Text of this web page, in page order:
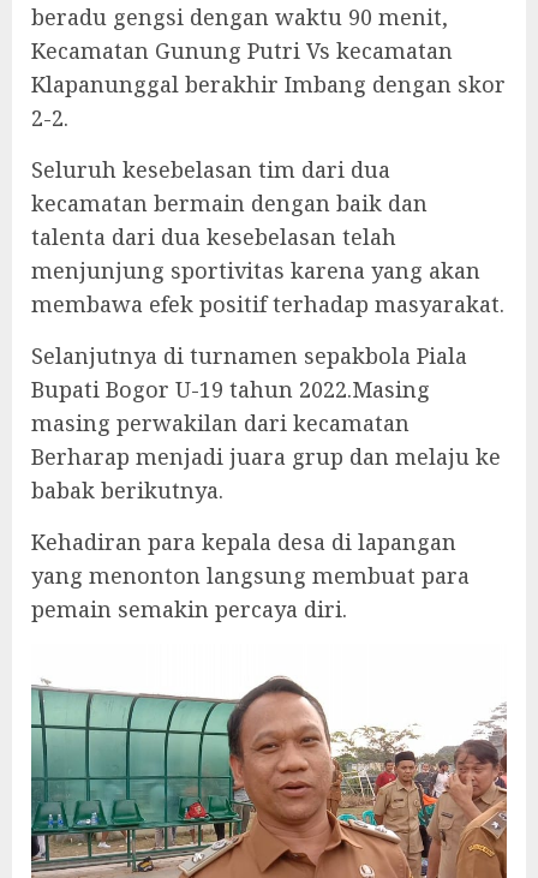
beradu gengsi dengan waktu 90 menit,
Kecamatan Gunung Putri Vs kecamatan
Klapanunggal berakhir Imbang dengan skor
2-2.
Seluruh kesebelasan tim dari dua
kecamatan bermain dengan baik dan
talenta dari dua kesebelasan telah
menjunjung sportivitas karena yang akan
membawa efek positif terhadap masyarakat.
Selanjutnya di turnamen sepakbola Piala
Bupati Bogor U-19 tahun 2022.Masing
masing perwakilan dari kecamatan
Berharap menjadi juara grup dan melaju ke
babak berikutnya.
Kehadiran para kepala desa di lapangan
yang menonton langsung membuat para
pemain semakin percaya diri.